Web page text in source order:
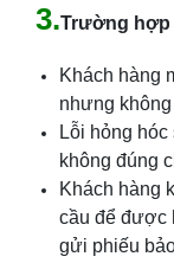
3.Trường hợp
Khách hàng
nhưng
Lỗi hỏng
không đúng
Khách hàng
cầu để được
gửi phiếu